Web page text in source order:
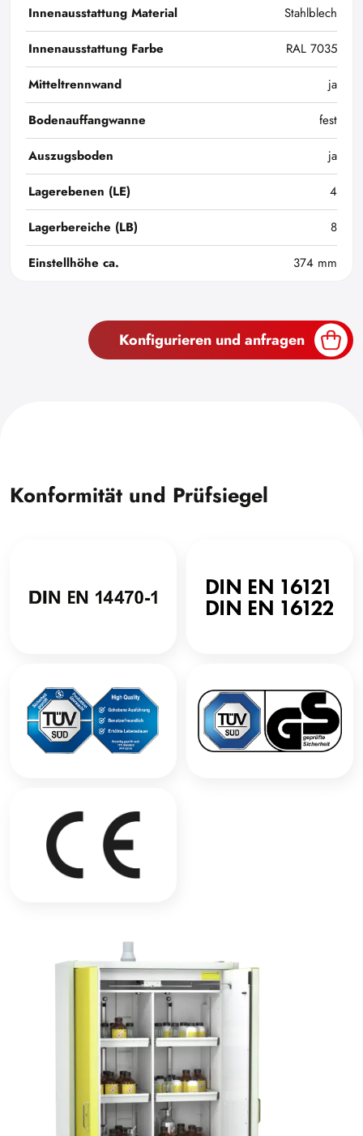
Innenausstattung Material
Stahlblech
Innenausstattung Farbe
RAL 7035
Mitteltrennwand
ja
Bodenauffangwanne
fest
Auszugsboden
ja
Lagerebenen (LE)
4
Lagerbereiche (LB)
8
Einstellhöhe ca.
374 mm
Konfigurieren und anfragen
Konformität und Prüfsiegel